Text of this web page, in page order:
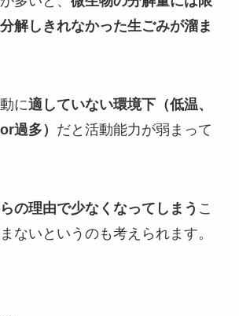
解しきれなかった生ごみが溜ま
に適していない環境下（低温、
過多） だと活動能力が弱まって
の理由で少なくなってしまう こ
ないというのも考えられます。